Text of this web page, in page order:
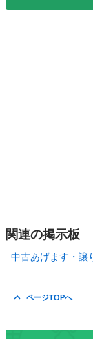
関連の掲示板
中古あげます・譲
ページTOPへ